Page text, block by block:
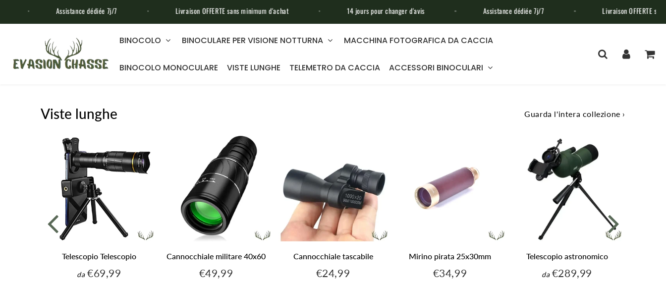
Assistance dédiée 7j/7 Livraison OFFERTE sans minimum d'achat 14 jours pour changer d'avis Assistance dédiée 7j/7 Livraison OFFERTE sans minimum d'achat
BINOCOLO BINOCULARE PER VISIONE NOTTURNA MACCHINA FOTOGRAFICA DA CACCIA
BINOCOLO MONOCULARE VISTE LUNGHE TELEMETRO DA CACCIA ACCESSORI BINOCULARI
Viste lunghe Guarda l'intera collezione ›
Telescopio Telescopio
daPrezzo
€69,99
Cannocchiale militare 40x60
Prezzo
€49,99
Cannocchiale tascabile
Prezzo
€24,99
Mirino pirata 25x30mm
Prezzo
€34,99
Telescopio astronomico
da Prezzo
€289,99